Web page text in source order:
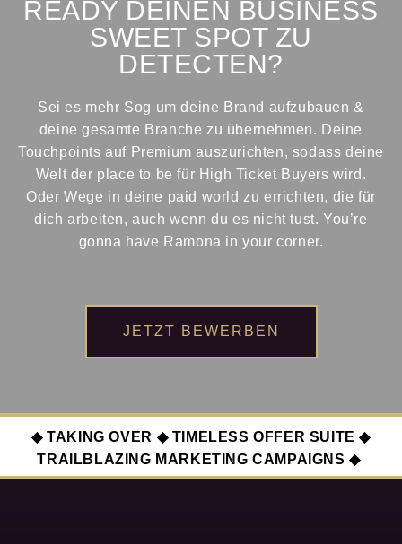
READY DEINEN BUSINESS
SWEET SPOT ZU
DETECTEN?
Sei es mehr Sog um deine Brand aufzubauen &
deine gesamte Branche zu übernehmen. Deine
Touchpoints auf Premium auszurichten, sodass deine
Welt der place to be für High Ticket Buyers wird.
Oder Wege in deine paid world zu errichten, die für
dich arbeiten, auch wenn du es nicht tust. You’re
gonna have Ramona in your corner.
JETZT BEWERBEN
◆TAKING OVER ◆TIMELESS OFFER SUITE◆
TRAILBLAZING MARKETING CAMPAIGNS◆